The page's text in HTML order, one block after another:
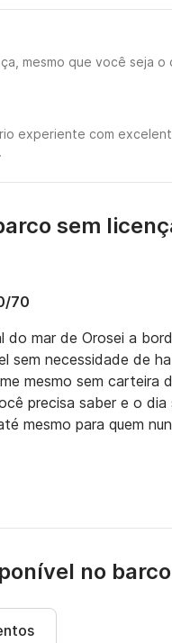
mesmo que você seja o
experiente com
sem
70
mar de Orosei a
sem necessidade de
mesmo sem carteira
precisa saber e o
mesmo para quem
navegar até Cala
pressa, sem
família ou amigos,
no